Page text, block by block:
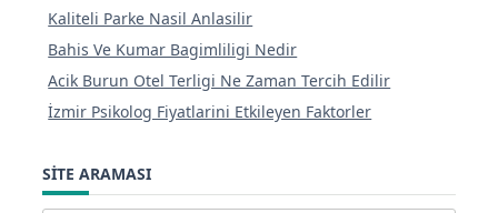
Kaliteli Parke Nasil Anlasilir
Bahis Ve Kumar Bagimliligi Nedir
Acik Burun Otel Terligi Ne Zaman Tercih Edilir
İzmir Psikolog Fiyatlarini Etkileyen Faktorler
SITE ARAMASI